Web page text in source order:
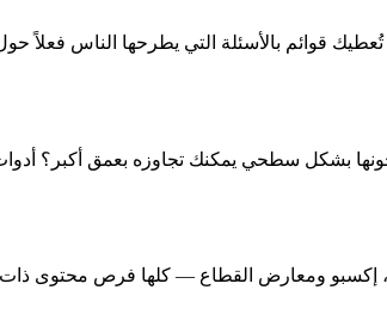
إكسبو ومعارض القطاع — كلها فرص محتوى